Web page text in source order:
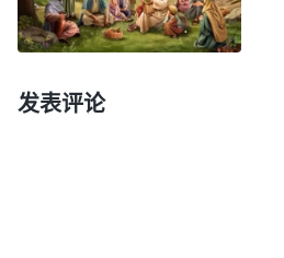
平凡的形像来作工意义实在太
好寻求啊！
以上是我最近的一点收
发表评论